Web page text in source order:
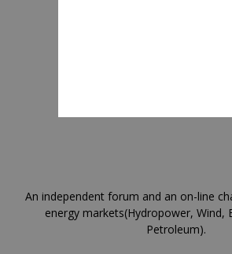
An independent forum and an on-line
energy markets(Hydropower, Wind,
Petroleum).